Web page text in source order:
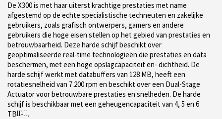
De X300 is met haar uiterst krachtige prestaties met name
afgestemd op de echte specialistische techneuten en zakelijke
gebruikers, zoals grafisch ontwerpers, gamers en andere
gebruikers die hoge eisen stellen op het gebied van prestaties en
betrouwbaarheid. Deze harde schijf beschikt over
geoptimaliseerde real-time technologieën die prestaties en data
beschermen, met een hoge opslagcapaciteit en- dichtheid. De
harde schijf werkt met databuffers van 128 MB, heeft een
rotatiesnelheid van 7.200 rpm en beschikt over een Dual-Stage
Actuator voor betrouwbare prestaties en snelheden. De harde
schijf is beschikbaar met een geheugencapaciteit van 4, 5 en 6
TB[[1]].